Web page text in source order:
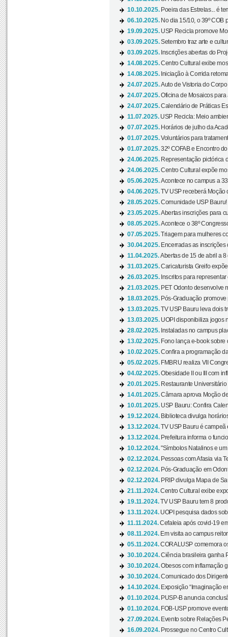
10.10.2025. Poeira das Estrelas... é
06.10.2025. No dia 15/10, o 39º COB
19.09.2025. USP Recicla promove
03.09.2025.Setembro traz arte e
03.09.2025. Inscrições abertas do
14.08.2025.Centro Cultural exibe
14.08.2025. Iniciação à Corrida
24.07.2025.Auto de Vistoria do
24.07.2025.Oficina de Mosaicos
24.07.2025.Calendário de Práticas
11.07.2025. USP Recicla: Meio
07.07.2025. Horários de julho da
01.07.2025.Voluntários para
01.07.2025.32º COFAB e Encontro
24.06.2025. Representação pictórica
24.06.2025.Centro Cultural expõe
05.06.2025.Acontece no campus a
04.06.2025.TV USP receberá Moção
28.05.2025.Comunidade USP Bauru!
23.05.2025.Abertas inscrições para
08.05.2025.Acontece o 38º
07.05.2025.Triagem para mulheres
30.04.2025. Encerradas as inscrições
11.04.2025.Abertas de 15 de abril a
31.03.2025.Caricaturista Greifo
26.03.2025. Inscritos para
21.03.2025. PET Odonto desenvolve
18.03.2025. Pós-Graduação
13.03.2025.TV USP Bauru leva dois
13.03.2025. UOPI disponibiliza jogos
28.02.2025. Instaladas no campus
13.02.2025. Fono lança e-book sobre
10.02.2025.Confira a programação
05.02.2025. FMBRU realiza VII
04.02.2025.Obesidade II ou III com
20.01.2025. Restaurante
14.01.2025.Câmara aprova Moção
10.01.2025. USP Bauru: Confira
19.12.2024. Biblioteca divulga
13.12.2024.TV USP Bauru é campeã
13.12.2024. Prefeitura informa o
10.12.2024."Símbolos Natalinos e
02.12.2024. Pessoas com Afasia via
02.12.2024. Pós-Graduação em
02.12.2024. PRIP divulga Mapa de
21.11.2024.Centro Cultural exibe
19.11.2024.TV USP Bauru tem 8
13.11.2024. UOPI pesquisa dados
11.11.2024.Cefaleia após covid-19
08.11.2024. Em visita ao campus
05.11.2024.CORALUSP comemora
30.10.2024.Ciência brasileira ganha
30.10.2024.Obesos com inflamação
30.10.2024.Comunicado dos
14.10.2024. Exposição “Imaginação
01.10.2024. PUSP-B anuncia
01.10.2024. FOB-USP promove
27.09.2024. Evento sobre Relações
16.09.2024. Prossegue no Centro